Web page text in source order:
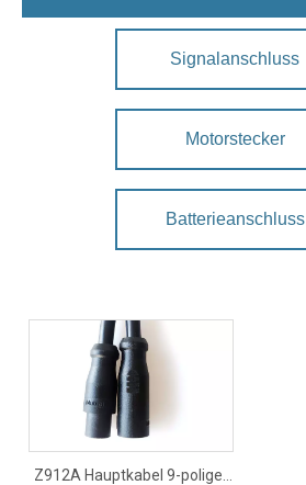
Signalanschluss
Motorstecker
Batterieanschluss
Z912A Hauptkabel 9-poliger